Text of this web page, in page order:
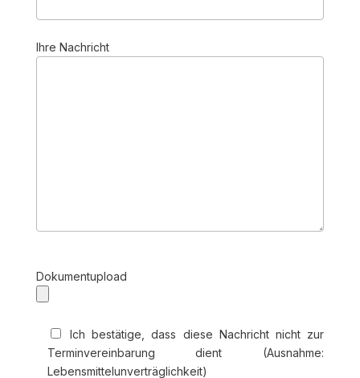
Ihre Nachricht
l
e
Dokumentupload
Ich bestätige, dass diese Nachricht nicht zur
Terminvereinbarung dient (Ausnahme:
Lebensmittelunverträglichkeit)